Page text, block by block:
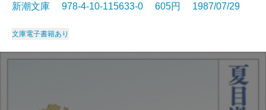
新潮文庫 978-4-10-115633-0 605円 1987/07/29
文庫電子書籍あり